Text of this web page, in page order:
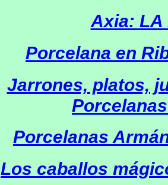
Axia: LA
Porcelana en
Jarrones, platos,
Porcelanas
Los caballos